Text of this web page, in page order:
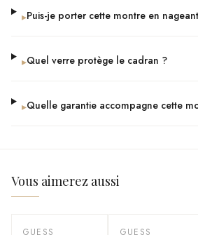
▸Puis-je porter cette montre en
▸Quel verre protège le cadran ?
▸Quelle garantie accompagne cette
Vous aimerez aussi
-35 %
GUESS -40 %
GUESS